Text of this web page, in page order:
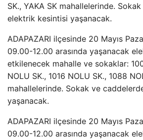
SK., YAKA SK mahallelerinde.
elektrik kesintisi yaşanacak.
ADAPAZARI ilçesinde 20 Mayıs
09.00-12.00 arasında yaşanacak
etkilenecek mahalle ve sokaklar:
NOLU SK., 1016 NOLU SK., 1088
mahallelerinde. Sokak ve
yaşanacak.
ADAPAZARI ilçesinde 20 Mayıs
09.00-12.00 arasında yaşanacak